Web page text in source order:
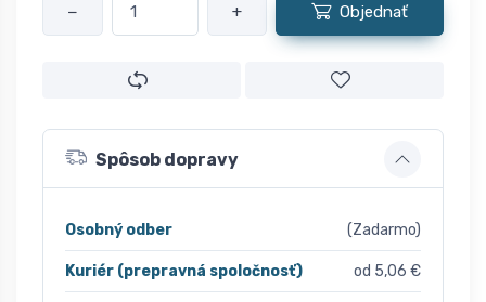
− + Objednať
Spôsob dopravy
Osobný odber (Zadarmo)
Kuriér (prepravná spoločnosť) od 5,06 €